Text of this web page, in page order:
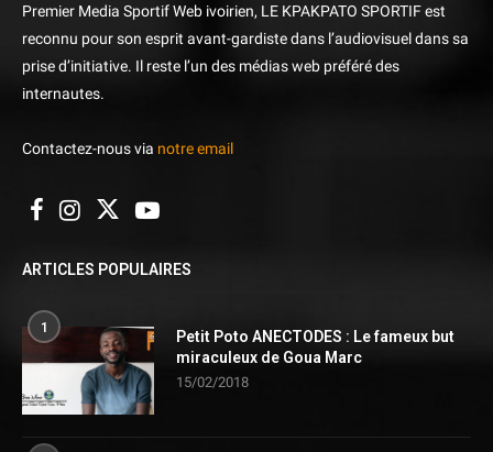
Premier Media Sportif Web ivoirien, LE KPAKPATO SPORTIF est
reconnu pour son esprit avant-gardiste dans l’audiovisuel dans sa
prise d’initiative. Il reste l’un des médias web préféré des
internautes.
Contactez-nous via notre email
ARTICLES POPULAIRES
1
Petit Poto ANECTODES : Le fameux but
miraculeux de Goua Marc
15/02/2018